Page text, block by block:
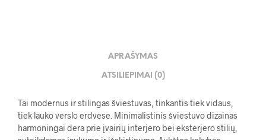
APRAŠYMAS
ATSILIEPIMAI (0)
Tai modernus ir stilingas šviestuvas, tinkantis tiek vidaus,
tiek lauko verslo erdvėse. Minimalistinis šviestuvo dizainas
harmoningai dera prie įvairių interjero bei eksterjero stilių,